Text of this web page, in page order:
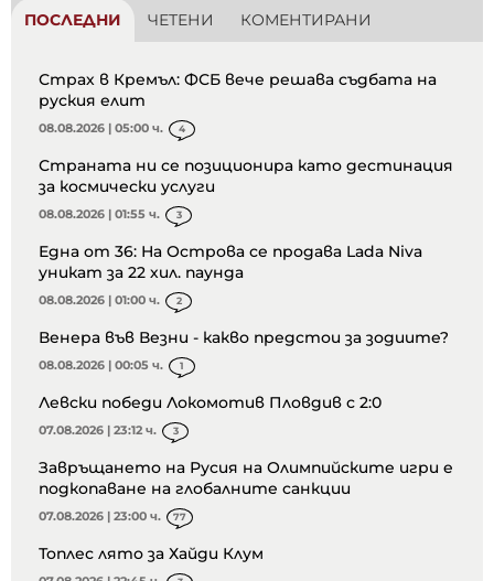
ПОСЛЕДНИ ЧЕТЕНИ КОМЕНТИРАНИ
Страх в Кремъл: ФСБ вече решава съдбата на
руския елит
08.08.2026 | 05:00 ч. 4
Страната ни се позиционира като дестинация
за космически услуги
08.08.2026 | 01:55 ч. 3
Една от 36: На Острова се продава Lada Niva
уникат за 22 хил. паунда
08.08.2026 | 01:00 ч. 2
Венера във Везни - какво предстои за зодиите?
08.08.2026 | 00:05 ч. 1
Левски победи Локомотив Пловдив с 2:0
07.08.2026 | 23:12 ч. 3
Завръщането на Русия на Олимпийските игри е
подкопаване на глобалните санкции
07.08.2026 | 23:00 ч. 77
Топлес лято за Хайди Клум